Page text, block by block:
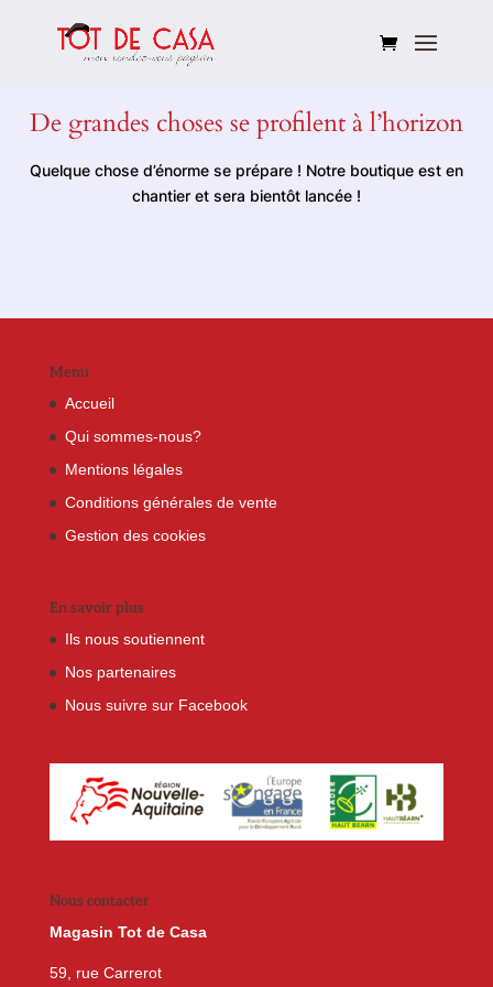
De grandes choses se profilent à l’horizon
Quelque chose d’énorme se prépare ! Notre boutique est en
chantier et sera bientôt lancée !
Menu
Accueil
Qui sommes-nous?
Mentions légales
Conditions générales de vente
Gestion des cookies
En savoir plus
Ils nous soutiennent
Nos partenaires
Nous suivre sur Facebook
Nous contacter
Magasin Tot de Casa
59, rue Carrerot